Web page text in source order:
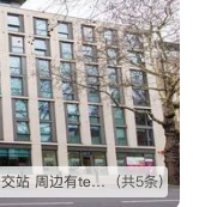
交通便利 五分钟步行到地铁站 楼下就是公交站 周边有tesco Sainsbury iceland 各种中超 lidl 靠近泰晤士河 房间面朝住宅区 安静 有阳光 (共5条)